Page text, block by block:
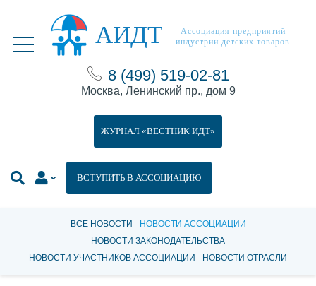
АИДТ
Ассоциация предприятий
индустрии детских товаров
8 (499) 519-02-81
Москва, Ленинский пр., дом 9
ВСТУПИТЬ В АССОЦИАЦИЮ
ЖУРНАЛ «ВЕСТНИК ИДТ»
ВСЕ НОВОСТИ
НОВОСТИ АССОЦИАЦИИ
НОВОСТИ ЗАКОНОДАТЕЛЬСТВА
НОВОСТИ УЧАСТНИКОВ АССОЦИАЦИИ
НОВОСТИ ОТРАСЛИ